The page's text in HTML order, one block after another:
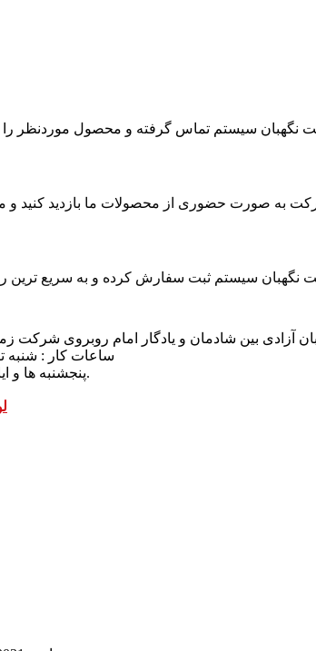
نگهبان سیستم تماس گرفته و محصول موردنظر
به صورت حضوری از محصولات ما بازدید کنید و
نگهبان سیستم ثبت سفارش کرده و به سریع ترین
آزادی بین شادمان و یادگار امام روبروی شرکت زمزم
پنجشنبه ها و ایام تعطیل شرکت تعطیل است.